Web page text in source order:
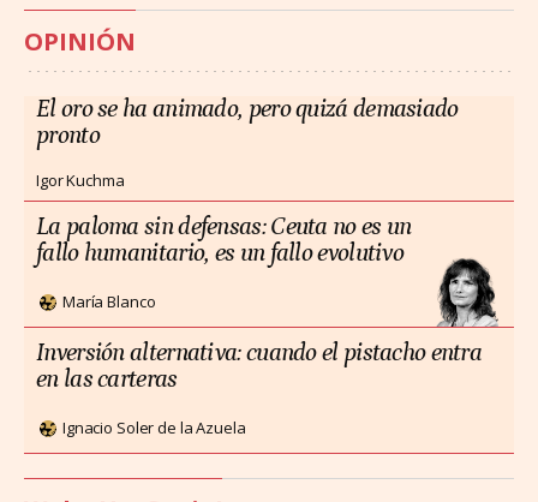
OPINIÓN
El oro se ha animado, pero quizá demasiado
pronto
Igor Kuchma
La paloma sin defensas: Ceuta no es un
fallo humanitario, es un fallo evolutivo
María Blanco
Inversión alternativa: cuando el pistacho entra
en las carteras
Ignacio Soler de la Azuela